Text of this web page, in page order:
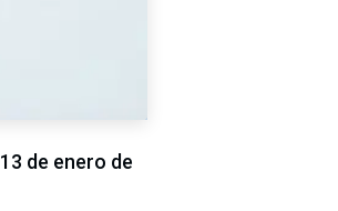
13 de enero de